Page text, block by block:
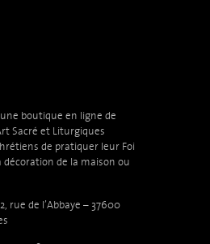
une boutique en ligne de
Sacré et Liturgiques
de pratiquer leur Foi
décoration de la maison ou
rue de l’Abbaye – 37600